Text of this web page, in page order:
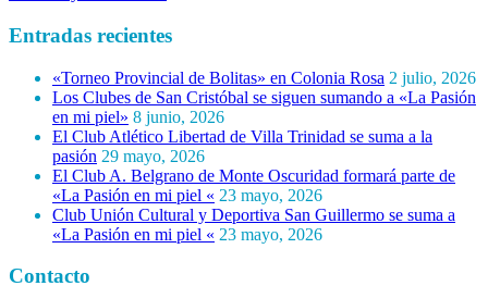
Entradas recientes
«Torneo Provincial de Bolitas» en Colonia Rosa 2 julio, 2026
Los Clubes de San Cristóbal se siguen sumando a «La Pasión
en mi piel» 8 junio, 2026
El Club Atlético Libertad de Villa Trinidad se suma a la
pasión 29 mayo, 2026
El Club A. Belgrano de Monte Oscuridad formará parte de
«La Pasión en mi piel « 23 mayo, 2026
Club Unión Cultural y Deportiva San Guillermo se suma a
«La Pasión en mi piel « 23 mayo, 2026
Contacto